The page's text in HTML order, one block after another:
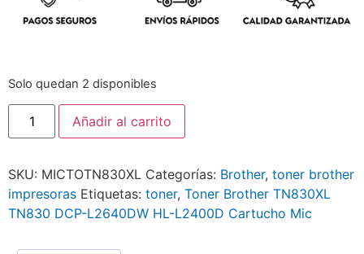
Solo quedan 2 disponibles
Añadir al carrito
SKU: MICTOTN830XL Categorías: Brother, toner brother
impresoras Etiquetas: toner, Toner Brother TN830XL
TN830 DCP-L2640DW HL-L2400D Cartucho Mic